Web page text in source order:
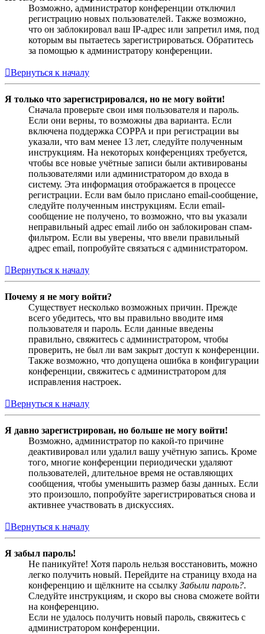
Возможно, администратор конференции отключил
регистрацию новых пользователей. Также возможно,
что он заблокировал ваш IP-адрес или запретил имя, под
которым вы пытаетесь зарегистрироваться. Обратитесь
за помощью к администратору конференции.
Вернуться к началу
Я только что зарегистрировался, но не могу войти!
Сначала проверьте свои имя пользователя и пароль.
Если они верны, то возможны два варианта. Если
включена поддержка COPPA и при регистрации вы
указали, что вам менее 13 лет, следуйте полученным
инструкциям. На некоторых конференциях требуется,
чтобы все новые учётные записи были активированы
пользователями или администратором до входа в
систему. Эта информация отображается в процессе
регистрации. Если вам было прислано email-сообщение,
следуйте полученным инструкциям. Если email-
сообщение не получено, то возможно, что вы указали
неправильный адрес email либо он заблокирован спам-
фильтром. Если вы уверены, что ввели правильный
адрес email, попробуйте связаться с администратором.
Вернуться к началу
Почему я не могу войти?
Существует несколько возможных причин. Прежде
всего убедитесь, что вы правильно вводите имя
пользователя и пароль. Если данные введены
правильно, свяжитесь с администратором, чтобы
проверить, не был ли вам закрыт доступ к конференции.
Также возможно, что допущена ошибка в конфигурации
конференции, свяжитесь с администратором для
исправления настроек.
Вернуться к началу
Я давно зарегистрирован, но больше не могу войти!
Возможно, администратор по какой-то причине
деактивировал или удалил вашу учётную запись. Кроме
того, многие конференции периодически удаляют
пользователей, длительное время не оставляющих
сообщения, чтобы уменьшить размер базы данных. Если
это произошло, попробуйте зарегистрироваться снова и
активнее участвовать в дискуссиях.
Вернуться к началу
Я забыл пароль!
Не паникуйте! Хотя пароль нельзя восстановить, можно
легко получить новый. Перейдите на страницу входа на
конференцию и щёлкните на ссылку Забыли пароль?.
Следуйте инструкциям, и скоро вы снова сможете войти
на конференцию.
Если не удалось получить новый пароль, свяжитесь с
администратором конференции.